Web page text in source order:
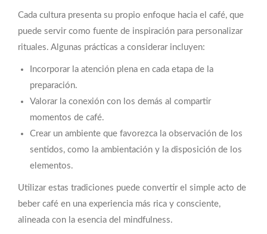
Cada cultura presenta su propio enfoque hacia el café, que
puede servir como fuente de inspiración para personalizar
rituales. Algunas prácticas a considerar incluyen:
Incorporar la atención plena en cada etapa de la
preparación.
Valorar la conexión con los demás al compartir
momentos de café.
Crear un ambiente que favorezca la observación de los
sentidos, como la ambientación y la disposición de los
elementos.
Utilizar estas tradiciones puede convertir el simple acto de
beber café en una experiencia más rica y consciente,
alineada con la esencia del mindfulness.